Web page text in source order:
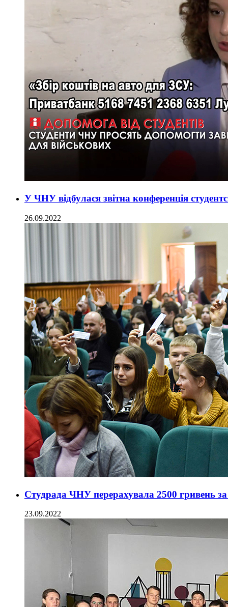
У ЧНУ відбулася звітна конференція
26.09.2022
Студрада ЧНУ перерахувала 2500 гривень
23.09.2022